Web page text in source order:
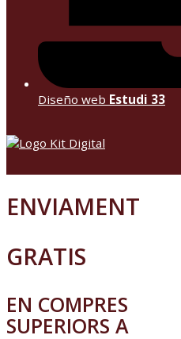
Diseño web Estudi 33
ENVIAMENT
GRATIS
EN COMPRES
SUPERIORS A